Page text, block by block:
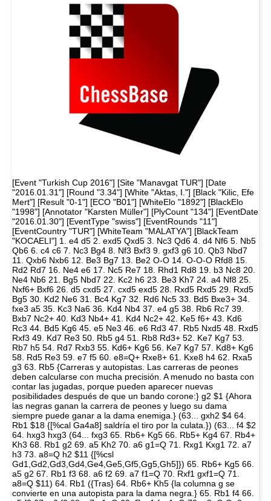
[Event "Turkish Cup 2016"] [Site "Manavgat TUR"] [Date
"2016.01.31"] [Round "3.34"] [White "Aktas, I."] [Black "Kilic, Efe
Mert"] [Result "0-1"] [ECO "B01"] [WhiteElo "1892"] [BlackElo
"1998"] [Annotator "Karsten Müller"] [PlyCount "134"] [EventDate
"2016.01.30"] [EventType "swiss"] [EventRounds "11"]
[EventCountry "TUR"] [WhiteTeam "MALATYA"] [BlackTeam
"KOCAELI"] 1. e4 d5 2. exd5 Qxd5 3. Nc3 Qd6 4. d4 Nf6 5. Nb5
Qb6 6. c4 c6 7. Nc3 Bg4 8. Nf3 Bxf3 9. gxf3 g6 10. Qb3 Nbd7
11. Qxb6 Nxb6 12. Be3 Bg7 13. Be2 O-O 14. O-O-O Rfd8 15.
Rd2 Rd7 16. Ne4 e6 17. Nc5 Re7 18. Rhd1 Rd8 19. b3 Nc8 20.
Ne4 Nb6 21. Bg5 Nbd7 22. Kc2 h6 23. Be3 Kh7 24. a4 Nf8 25.
Nxf6+ Bxf6 26. d5 cxd5 27. cxd5 exd5 28. Rxd5 Rxd5 29. Rxd5
Bg5 30. Kd2 Ne6 31. Bc4 Kg7 32. Rd6 Nc5 33. Bd5 Bxe3+ 34.
fxe3 a5 35. Kc3 Na6 36. Kd4 Nb4 37. e4 g5 38. Rb6 Rc7 39.
Bxb7 Nc2+ 40. Kd3 Nb4+ 41. Kd4 Nc2+ 42. Ke5 f6+ 43. Kd6
Rc3 44. Bd5 Kg6 45. e5 Ne3 46. e6 Rd3 47. Rb5 Nxd5 48. Rxd5
Rxf3 49. Kd7 Re3 50. Rb5 g4 51. Rb8 Rd3+ 52. Ke7 Kg7 53.
Rb7 h5 54. Rd7 Rxb3 55. Kd6+ Kg6 56. Ke7 Kg7 57. Kd8+ Kg6
58. Rd5 Re3 59. e7 f5 60. e8=Q+ Rxe8+ 61. Kxe8 h4 62. Rxa5
g3 63. Rb5 {Carreras y autopistas. Las carreras de peones
deben calcularse con mucha precisión. A menudo no basta con
contar las jugadas, porque pueden aparecer nuevas
posibilidades después de que un bando corone:} g2 $1 {Ahora
las negras ganan la carrera de peones y luego su dama
siempre puede ganar a la dama enemiga.} (63... gxh2 $4 64.
Rb1 $18 {[%cal Ga4a8] saldría el tiro por la culata.}) (63... f4 $2
64. hxg3 hxg3 (64... fxg3 65. Rb6+ Kg5 66. Rb5+ Kg4 67. Rb4+
Kh3 68. Rb1 g2 69. a5 Kh2 70. a6 g1=Q 71. Rxg1 Kxg1 72. a7
h3 73. a8=Q h2 $11 {[%csl
Gd1,Gd2,Gd3,Gd4,Ge4,Ge5,Gf5,Gg5,Gh5]}) 65. Rb6+ Kg5 66.
a5 g2 67. Rb1 f3 68. a6 f2 69. a7 f1=Q 70. Rxf1 gxf1=Q 71.
a8=Q $11) 64. Rb1 ({Tras} 64. Rb6+ Kh5 {la columna g se
convierte en una autopista para la dama negra.} 65. Rb1 f4 66.